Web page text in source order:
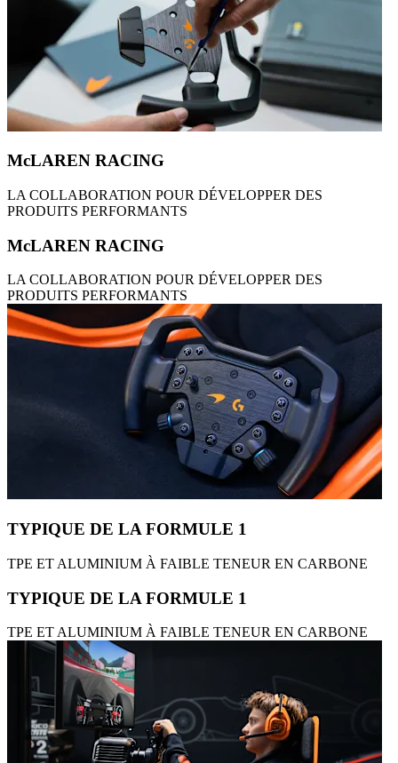
McLAREN RACING
LA COLLABORATION POUR DÉVELOPPER DES
PRODUITS PERFORMANTS
McLAREN RACING
LA COLLABORATION POUR DÉVELOPPER DES
PRODUITS PERFORMANTS
TYPIQUE DE LA FORMULE 1
TPE ET ALUMINIUM À FAIBLE TENEUR EN CARBONE
TYPIQUE DE LA FORMULE 1
TPE ET ALUMINIUM À FAIBLE TENEUR EN CARBONE